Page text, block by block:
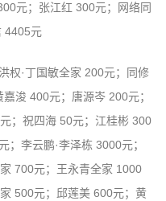
元；张江红 300元；网络同
4405元
权·丁国敏全家 200元；同修
浚 400元；唐源岑 200元；
；祝四海 50元；江桂彬 300
；李云鹏·李泽栋 3000元；
700元；王永青全家 1000
500元；邱莲美 600元；黄